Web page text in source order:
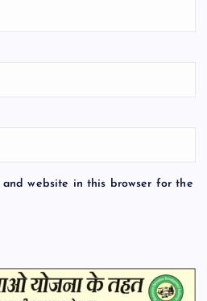
and website in this browser for the